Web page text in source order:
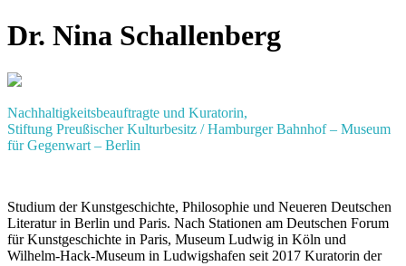
Dr. Nina Schallenberg
Nachhaltigkeitsbeauftragte und Kuratorin,
Stiftung Preußischer Kulturbesitz / Hamburger Bahnhof – Museum
für Gegenwart – Berlin
Studium der Kunstgeschichte, Philosophie und Neueren Deutschen
Literatur in Berlin und Paris. Nach Stationen am Deutschen Forum
für Kunstgeschichte in Paris, Museum Ludwig in Köln und
Wilhelm-Hack-Museum in Ludwigshafen seit 2017 Kuratorin der